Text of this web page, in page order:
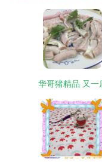
华哥猪精品 又一